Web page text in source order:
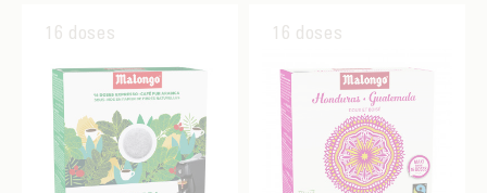
16 doses 16 doses